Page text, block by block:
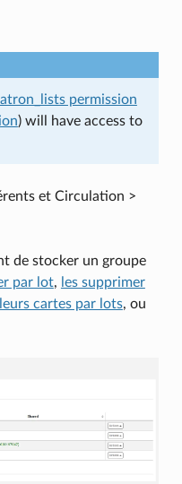
permission
) will have access to
et Circulation >
de stocker un groupe
par lot, les supprimer
cartes par lots, ou